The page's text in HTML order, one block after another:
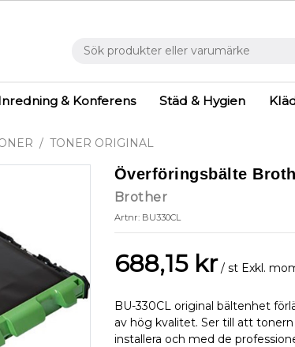
& Konferens Städ & Hygien
TONER ORIGINAL
Överföringsbälte
Brother
Artnr: BU330CL
688,15 kr / st Exkl.
BU-330CL original bältenhet
av hög kvalitet. Ser till att
installera och med de